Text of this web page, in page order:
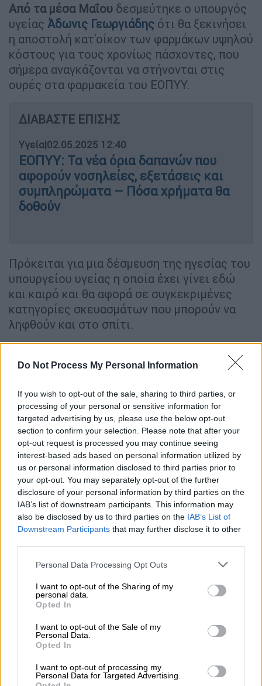
Do Not Process My Personal Information
If you wish to opt-out of the sale, sharing to third parties, or
processing of your personal or sensitive information for
targeted advertising by us, please use the below opt-out
section to confirm your selection. Please note that after your
opt-out request is processed you may continue seeing
interest-based ads based on personal information utilized by
us or personal information disclosed to third parties prior to
your opt-out. You may separately opt-out of the further
disclosure of your personal information by third parties on the
IAB’s list of downstream participants. This information may
also be disclosed by us to third parties on the IAB’s List of
Downstream Participants that may further disclose it to other
Please note that this website/app uses one or more Google
not limited to your visit or usage behaviour. You may click to
grant or deny consent to Google and its third-party tags to
use your data for below specified purposes in below Google
consent section.
Personal Data Processing Opt Outs
I want to opt-out of the Sharing of my
personal data.
Opted In
I want to opt-out of the Sale of my
Personal Data.
Opted In
I want to opt-out of processing my
Personal Data for Targeted Advertising.
Από τα μέσα Μαΐου δεσμεύτηκε ο υπουργός
υγείας Άδωνις Γεωργιάδης ότι θα ξεκινήσει
η αποστολή κατ'οίκον των φαρμάκων υψηλού
κόστους για τους χρονίως πάσχοντες, που
σήμερα αναγκάζονται να στήνονται στις
ουρές στα φαρμακεία του ΕΟΠΥΥ.
ΔΙΑΒΑΣΤΕ ΕΠΙΣΗΣ
Υγεία|02.05.2025 12:40
ΕΟΠΥΥ: Τα νέα όρια δαπανών που
αφορούν νοσηλείες, εξετάσεις και
συμπληρώματα – Πόσα χρήματα θα
δοθούν
Πρόκειται για μια δέσμευση της ηγεσίας του
υπουργείου υγείας η οποία έχει γίνει εδώ
και καιρό και θα αφορά σε συγκεκριμένες
κατηγορίες σκευασμάτων που μπορούν να
ληφθούν και στο σπίτι.
Ηδιανομήστο σπίτι των φαρμάκων θα
αφορά περίπου120.000 ασφαλισμένους του
σκευάσματα που χρειάζονται ψυγείο, καθώς
στον διαγωνισμό που έγινε από τονΕΟΠΥΥ
για εταιρείες ταχυμεταφορών, βασικό
κριτήριο για τους συμμετέχοντες ήταν να
διαθέτουν και οχήματα για διατήρηση
φαρμάκων σε ψυγείο.
Το κόστος για τη διαδικασία αυτή της
αποστολής των φαρμάκων στο σπίτι των
ασφαλισμένων θα αγγίξει τα 10 εκατομμύρια
Η νέα αυτή διαδικασία πάντως, σύμφωνα με
Διοίκηση του ΕΟΠΥΥ
, αναμένεται να
αφορά σε όλους τους ασθενείς που
προμηθεύονται τα φάρμακά τους σήμερα από
τα φαρμακεία του Οργανισμού.
Σήμερα γίνεται κατ’ οίκον διανομή
φαρμακευτικών σκευασμάτων σε περίπου
2.000 ασφαλισμένους αλλά για πολύ